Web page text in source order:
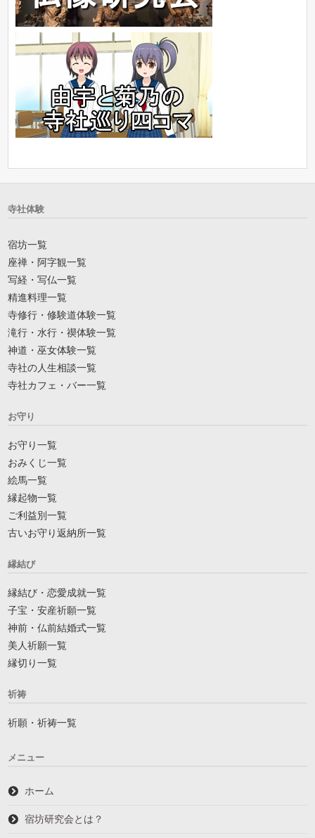
寺社体験
宿坊一覧
座禅・阿字観一覧
写経・写仏一覧
精進料理一覧
寺修行・修験道体験一覧
滝行・水行・禊体験一覧
神道・巫女体験一覧
寺社の人生相談一覧
寺社カフェ・バー一覧
お守り
お守り一覧
おみくじ一覧
絵馬一覧
縁起物一覧
ご利益別一覧
古いお守り返納所一覧
縁結び
縁結び・恋愛成就一覧
子宝・安産祈願一覧
神前・仏前結婚式一覧
美人祈願一覧
縁切り一覧
祈祷
祈願・祈祷一覧
メニュー
ホーム
宿坊研究会とは？